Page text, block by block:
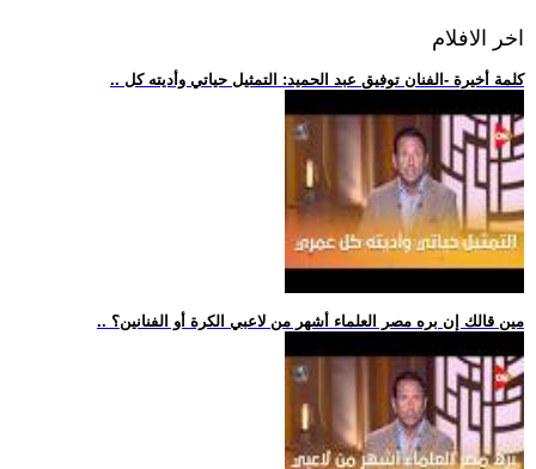
اخر الافلام
.. كلمة أخيرة -الفنان توفيق عبد الحميد: التمثيل حياتي وأديته كل
.. مين قالك إن بره مصر العلماء أشهر من لاعبي الكرة أو الفنانين؟